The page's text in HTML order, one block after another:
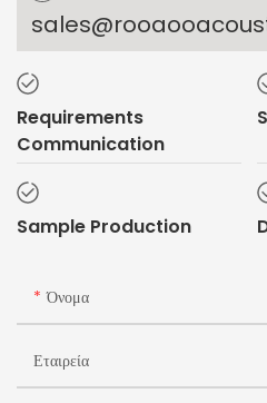
Requirements
Communication
Sample Production
Όνομα
Εταιρεία